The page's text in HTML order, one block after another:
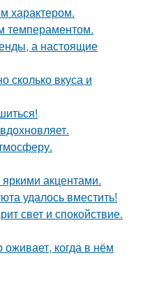
характером.
темпераментом.
а настоящие
сколько вкуса и
акцентами.
удалось вместить!
свет и спокойствие.
когда в нём